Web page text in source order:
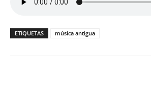
ETIQUETAS música antigua